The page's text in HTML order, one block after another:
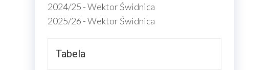
2024/25 - Wektor Świdnica
2025/26 - Wektor Świdnica
Tabela